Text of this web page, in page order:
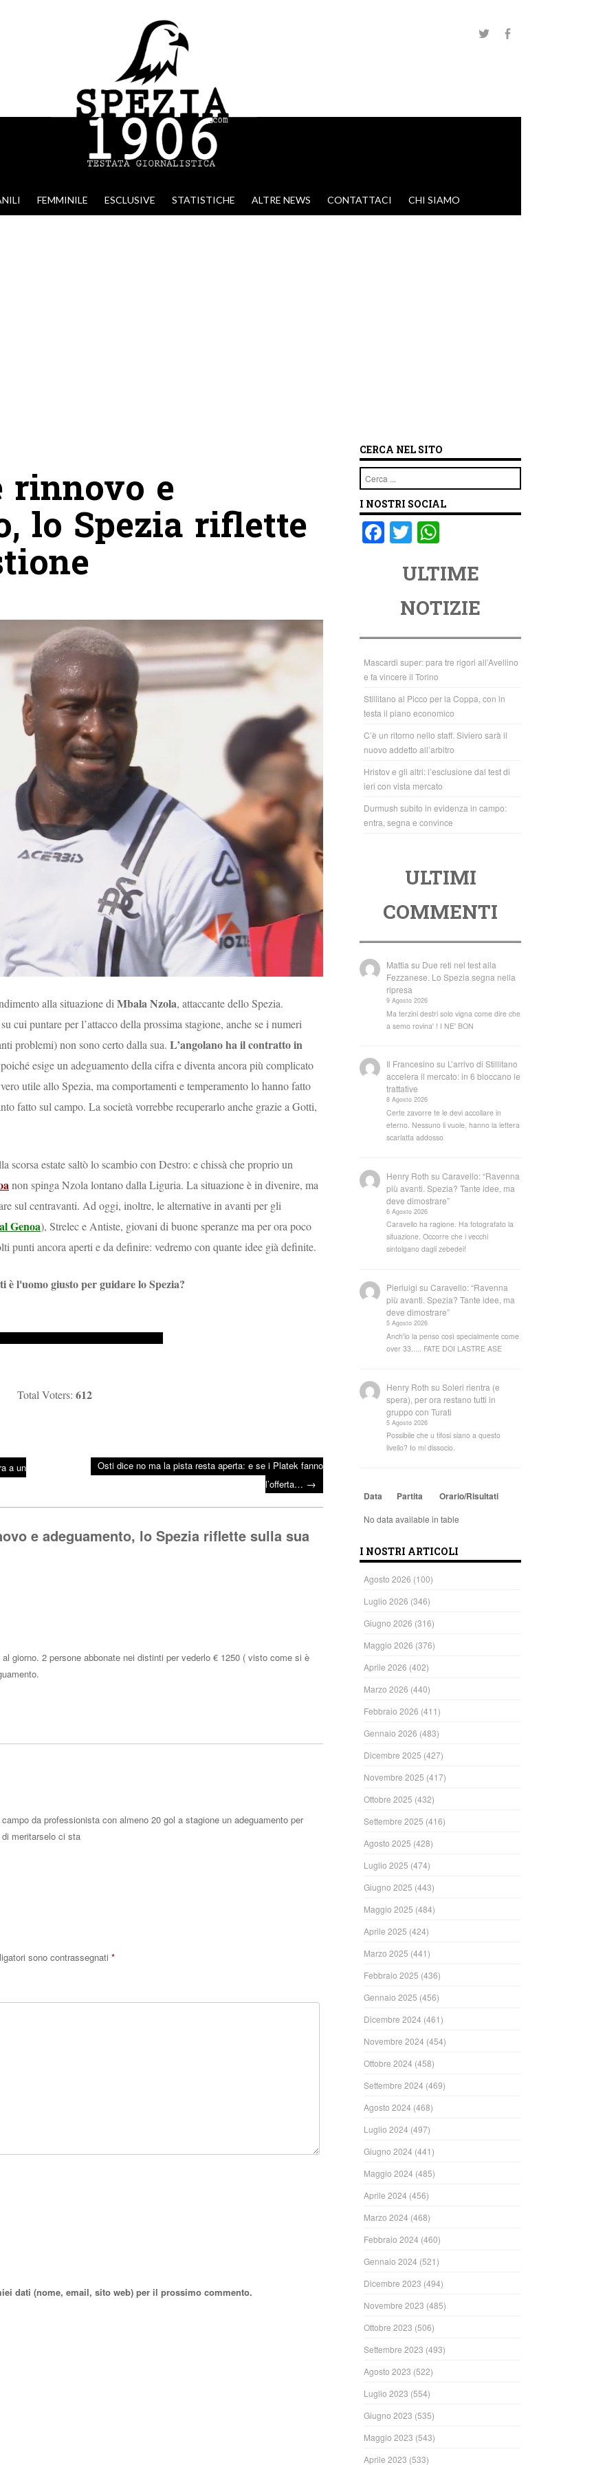
FEMMINILE ESCLUSIVE STATISTICHE ALTRE NEWS CONTATTACI CHI SIAMO
rinnovo e
lo Spezia riflette
alla situazione di Mbala Nzola, attaccante dello Spezia.
cui puntare per l’attacco della prossima stagione, anche se i numeri
problemi) non sono certo dalla sua. L’angolano ha il contratto in
esige un adeguamento della cifra e diventa ancora più complicato
utile allo Spezia, ma comportamenti e temperamento lo hanno fatto
fatto sul campo. La società vorrebbe recuperarlo anche grazie a Gotti,
estate saltò lo scambio con Destro: e chissà che proprio un
non spinga Nzola lontano dalla Liguria. La situazione è in divenire, ma
sul centravanti. Ad oggi, inoltre, le alternative in avanti per gli
Genoa), Strelec e Antiste, giovani di buone speranze ma per ora poco
punti ancora aperti e da definire: vedremo con quante idee già definite.
è l'uomo giusto per guidare lo Spezia?
Total Voters:612
a un
Osti dice no ma la pista resta aperta: e se i Platek fanno
l’offerta… →
e adeguamento, lo Spezia riflette sulla sua
giorno. 2 persone abbonate nei distinti per vederlo € 1250 ( visto come si è
da professionista con almeno 20 gol a stagione un adeguamento per
meritarselo ci sta
sono contrassegnati *
dati (nome, email, sito web) per il prossimo commento.
CERCA NEL SITO
Cerca
I NOSTRI SOCIAL
F
o
o
k
T
tt
er
at
s
A
p
p
ULTIME
NOTIZIE
Mascardi super: para tre rigori all’Avellino
e fa vincere il Torino
Stillitano al Picco per la Coppa, con in
testa il piano economico
C’è un ritorno nello staff. Siviero sarà il
nuovo addetto all’arbitro
Hristov e gli altri: l’esclusione dal test di
ieri con vista mercato
Durmush subito in evidenza in campo:
entra, segna e convince
ULTIMI
COMMENTI
Mattia su Due reti nel test alla
Fezzanese. Lo Spezia segna nella
ripresa
9 Agosto 2026
Ma terzini destri solo vigna come dire che
a semo rovina' ! I NE' BON
Il Francesino su L’arrivo di Stillitano
accelera il mercato: in 6 bloccano le
trattative
8 Agosto 2026
Certe zavorre te le devi accollare in
eterno. Nessuno li vuole, hanno la lettera
scarlatta addosso
Henry Roth suCaravello: “Ravenna
più avanti. Spezia? Tante idee, ma
deve dimostrare”
6 Agosto 2026
Caravello ha ragione. Ha fotografato la
situazione. Occorre che i vecchi
sintolgano dagli zebedei!
Pierluigi suCaravello: “Ravenna
più avanti. Spezia? Tante idee, ma
deve dimostrare”
5 Agosto 2026
Anch'io la penso così specialmente come
over 33..... FATE DOI LASTRE ASE
Henry Roth suSoleri rientra (e
spera), per ora restano tutti in
gruppo con Turati
5 Agosto 2026
Possibile che u tifosi siano a questo
livello? Io mi dissocio.
Data Partita Orario/Risultati
No data available in table
I NOSTRI ARTICOLI
Agosto 2026 (100)
Luglio 2026 (346)
Giugno 2026 (316)
Maggio 2026 (376)
Aprile 2026 (402)
Marzo 2026 (440)
Febbraio 2026 (411)
Gennaio 2026 (483)
Dicembre 2025 (427)
Novembre 2025 (417)
Ottobre 2025 (432)
Settembre 2025 (416)
Agosto 2025 (428)
Luglio 2025 (474)
Giugno 2025 (443)
Maggio 2025 (484)
Aprile 2025 (424)
Marzo 2025 (441)
Febbraio 2025 (436)
Gennaio 2025 (456)
Dicembre 2024 (461)
Novembre 2024 (454)
Ottobre 2024 (458)
Settembre 2024 (469)
Agosto 2024 (468)
Luglio 2024 (497)
Giugno 2024 (441)
Maggio 2024 (485)
Aprile 2024 (456)
Marzo 2024 (468)
Febbraio 2024 (460)
Gennaio 2024 (521)
Dicembre 2023 (494)
Novembre 2023 (485)
Ottobre 2023 (506)
Settembre 2023 (493)
Agosto 2023 (522)
Luglio 2023 (554)
Giugno 2023 (535)
Maggio 2023 (543)
Aprile 2023 (533)